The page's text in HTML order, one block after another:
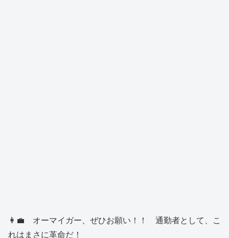
👩‍💼 オーマイガー、ぜひお願い！！ 通勤者として、こ
れはまさに革命だ！